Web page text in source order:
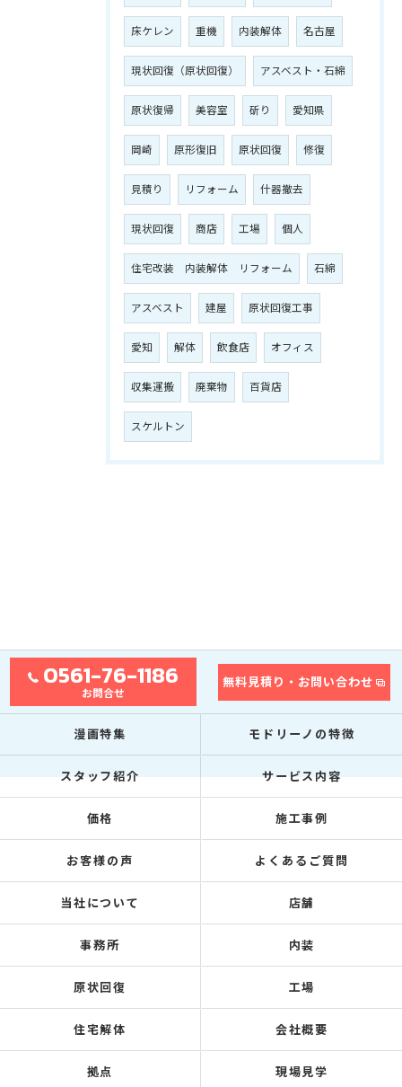
床ケレン 重機 内装解体 名古屋
現状回復（原状回復） アスベスト・石綿
原状復帰 美容室 斫り 愛知県
岡崎 原形復旧 原状回復 修復
見積り リフォーム 什器撤去
現状回復 商店 工場 個人
住宅改装 内装解体 リフォーム 石綿
アスベスト 建屋 原状回復工事
愛知 解体 飲食店 オフィス
収集運搬 廃棄物 百貨店
スケルトン
0561-76-1186
お問合せ
無料見積り・お問い合わせ
漫画特集 モドリーノの特徴
スタッフ紹介 サービス内容
価格 施工事例
お客様の声 よくあるご質問
当社について 店舗
事務所 内装
原状回復 工場
住宅解体 会社概要
拠点 現場見学